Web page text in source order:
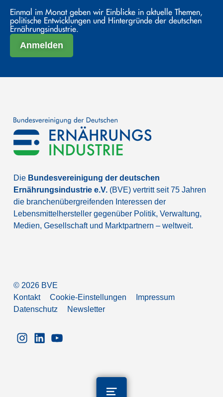
Einmal im Monat geben wir Einblicke in aktuelle Themen,
politische Entwicklungen und Hintergründe der deutschen
Ernährungsindustrie.
Anmelden
Die Bundesvereinigung der deutschen
Ernährungsindustrie e.V. (BVE) vertritt seit 75 Jahren
die branchenübergreifenden Interessen der
Lebensmittelhersteller gegenüber Politik, Verwaltung,
Medien, Gesellschaft und Marktpartnern – weltweit.
© 2026BVE
Kontakt
Cookie-Einstellungen
Impressum
Datenschutz
Newsletter